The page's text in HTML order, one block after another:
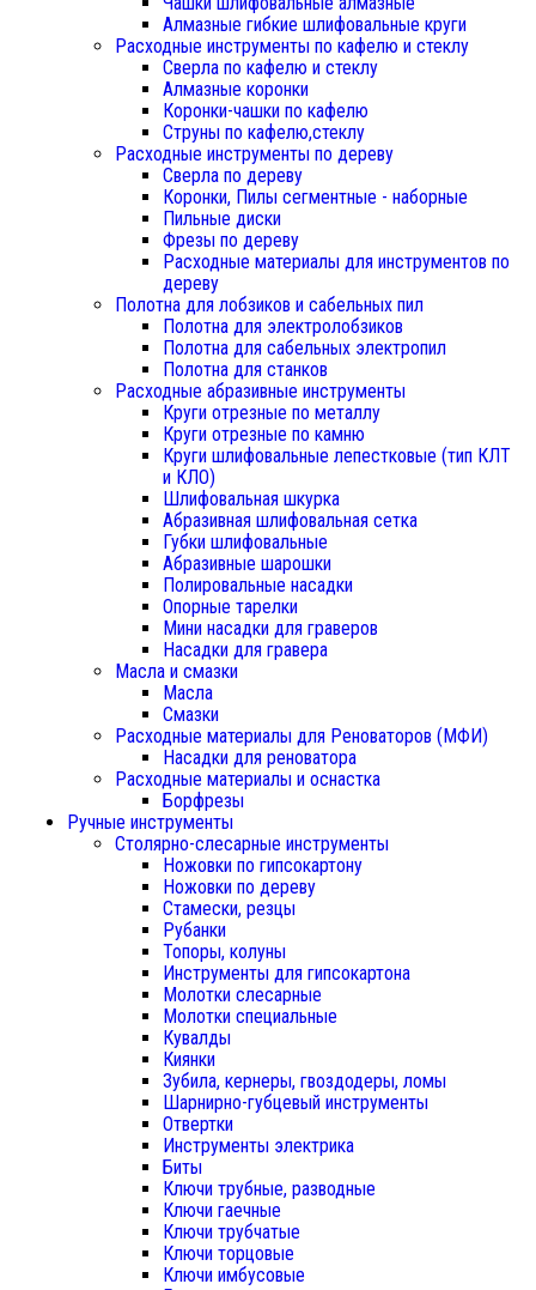
Алмазные гибкие шлифовальные круги
Расходные инструменты по кафелю и стеклу
Сверла по кафелю и стеклу
Алмазные коронки
Коронки-чашки по кафелю
Струны по кафелю,стеклу
Расходные инструменты по дереву
Сверла по дереву
Коронки, Пилы сегментные - наборные
Пильные диски
Фрезы по дереву
Расходные материалы для инструментов по
дереву
Полотна для лобзиков и сабельных пил
Полотна для электролобзиков
Полотна для сабельных электропил
Полотна для станков
Расходные абразивные инструменты
Круги отрезные по металлу
Круги отрезные по камню
Круги шлифовальные лепестковые (тип КЛТ
и КЛО)
Шлифовальная шкурка
Абразивная шлифовальная сетка
Губки шлифовальные
Абразивные шарошки
Полировальные насадки
Опорные тарелки
Мини насадки для граверов
Насадки для гравера
Масла и смазки
Масла
Смазки
Расходные материалы для Реноваторов (МФИ)
Насадки для реноватора
Расходные материалы и оснастка
Борфрезы
Ручные инструменты
Столярно-слесарные инструменты
Ножовки по гипсокартону
Ножовки по дереву
Стамески, резцы
Рубанки
Топоры, колуны
Инструменты для гипсокартона
Молотки слесарные
Молотки специальные
Кувалды
Киянки
Зубила, кернеры, гвоздодеры, ломы
Шарнирно-губцевый инструменты
Отвертки
Инструменты электрика
Биты
Ключи трубные, разводные
Ключи гаечные
Ключи трубчатые
Ключи торцовые
Ключи имбусовые